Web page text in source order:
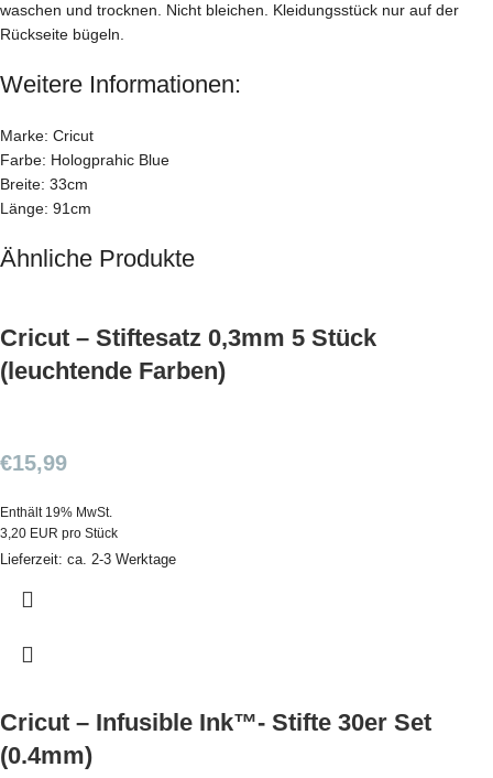
waschen und trocknen. Nicht bleichen. Kleidungsstück nur auf der
Rückseite bügeln.
Weitere Informationen:
Marke: Cricut
Farbe: Hologprahic Blue
Breite: 33cm
Länge: 91cm
Ähnliche Produkte
Cricut – Stiftesatz 0,3mm 5 Stück
(leuchtende Farben)
€15,99
Enthält 19% MwSt.
3,20 EUR pro Stück
Lieferzeit: ca. 2-3 Werktage
Cricut – Infusible Ink™- Stifte 30er Set
(0.4mm)